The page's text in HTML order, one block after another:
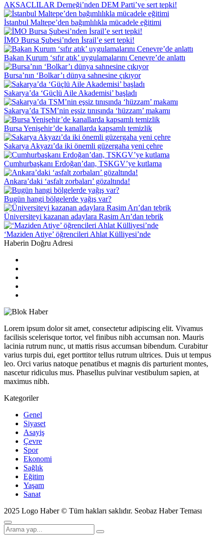
AKSAÇLILAR Derneği’nden DEM Parti’ye sert tepki!
İstanbul Maltepe’den bağımlılıkla mücadele eğitimi
İMO Bursa Şubesi’nden İsrail’e sert tepki!
Bakan Kurum ‘sıfır atık’ uygulamalarını Cenevre’de anlattı
Bursa’nın ‘Bolkar’ı dünya sahnesine çıkıyor
Sakarya’da ‘Güçlü Aile Akademisi’ başladı
Sakarya’da TSM’nin eşsiz tınısında ‘hüzzam’ makamı
Bursa Yenişehir’de kanallarda kapsamlı temizlik
Sakarya Akyazı’da iki önemli güzergaha yeni çehre
Cumhurbaşkanı Erdoğan’dan, TSKGV’ye kutlama
Ankara’daki ‘asfalt zorbaları’ gözaltında!
Bugün hangi bölgelerde yağış var?
Üniversiteyi kazanan adaylara Rasim Arı’dan tebrik
‘Maziden Atiye’ öğrencileri Ahlat Külliyesi’nde
Haberin Doğru Adresi
Lorem ipsum dolor sit amet, consectetur adipiscing elit. Vivamus
facilisis scelerisque tortor, vel finibus nibh accumsan non. Mauris
lacinia rutrum nunc, ut mattis risus accumsan bibendum. Curabitur
varius turpis dui, eget porttitor tellus rutrum ultrices. Duis ut tempus
leo. Orci varius natoque penatibus et magnis dis parturient montes,
nascetur ridiculus mus. Phasellus pulvinar vestibulum sapien, at
maximus nibh.
Kategoriler
Genel
Siyaset
Asayiş
Çevre
Spor
Ekonomi
Sağlık
Eğitim
Yaşam
Sanat
2025 Logo Haber © Tüm hakları saklıdır. Seobaz Haber Teması